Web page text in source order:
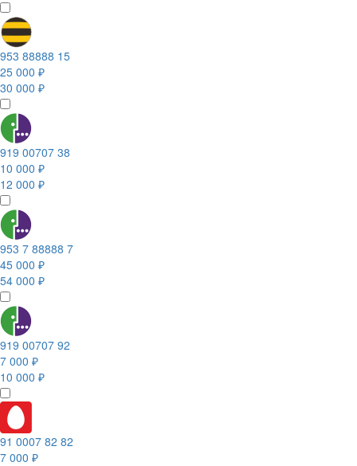
953 88888 15
25 000 ₽
30 000 ₽
919 00707 38
10 000 ₽
12 000 ₽
953 7 88888 7
45 000 ₽
54 000 ₽
919 00707 92
7 000 ₽
10 000 ₽
91 0007 82 82
7 000 ₽